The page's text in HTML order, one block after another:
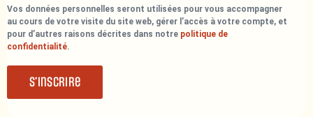
Vos données personnelles seront utilisées pour vous accompagner
au cours de votre visite du site web, gérer l’accès à votre compte, et
pour d’autres raisons décrites dans notre politique de
confidentialité.
S’inscrire